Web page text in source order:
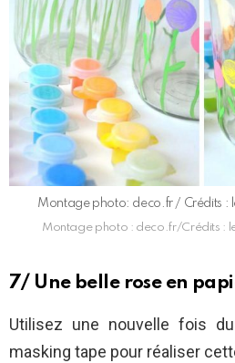
Montage photo: deco.fr / Crédits :
Montage photo : deco.fr/Crédits :
7/ Une belle rose en
Utilisez une nouvelle fois
masking tape pour réaliser